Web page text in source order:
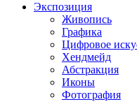
Экспозиция
Живопись
Графика
Цифровое
Хендмейд
Абстракция
Иконы
Фотография